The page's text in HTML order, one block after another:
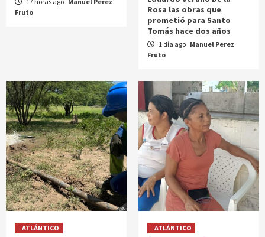
Fruto
Rosa las obras que
prometió para Santo
Tomás hace dos años
1 día ago Manuel Perez
Fruto
ATLÁNTICO
ATLÁNTICO